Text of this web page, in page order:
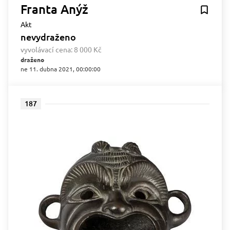
Franta Anýž
Akt
nevydraženo
vyvolávací cena: 8 000 Kč
draženo
ne 11. dubna 2021, 00:00:00
187